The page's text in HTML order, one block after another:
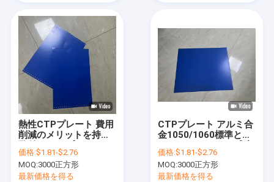
プロダクト
私達について
工場旅行
接触米国
熱性CTPプレート 費用
削減のメリットを持つ
価格:$1.81-$2.76
MOQ:3000正方形
最新価格を得る
CTPプレート アルミ合
金1050/1060標準と
1350mm 最大コイル幅
価格:$1.81-$2.76
MOQ:3000正方形
最新価格を得る